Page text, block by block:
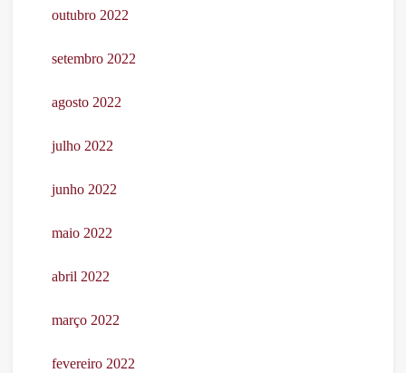
outubro 2022
setembro 2022
agosto 2022
julho 2022
junho 2022
maio 2022
abril 2022
março 2022
fevereiro 2022